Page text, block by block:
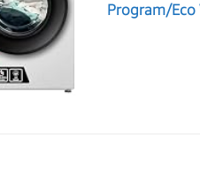
Program/Eco